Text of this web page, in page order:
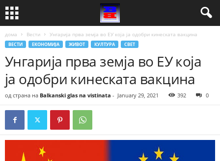
дома Вести Унгарија прва земја во ЕУ која ја одобри кинеската вакцина
ВЕСТИ ЕКОНОМИЈА ЖИВОТ КУЛТУРА СВЕТ
Унгарија прва земја во ЕУ која
ја одобри кинеската вакцина
од страна на Balkanski glas na vistinata - January 29, 2021 392 0